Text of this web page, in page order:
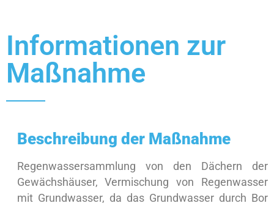
Informationen zur
Maßnahme
Beschreibung der Maßnahme
Regenwassersammlung von den Dächern der
Gewächshäuser, Vermischung von Regenwasser
mit Grundwasser, da das Grundwasser durch Bor